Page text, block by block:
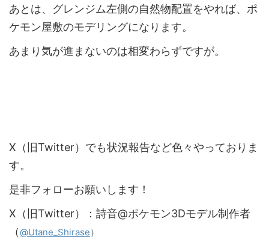
あとは、グレンジム左側の自然物配置をやれば、ポ
ケモン屋敷のモデリングになります。
あまり気が進まないのは相変わらずですが。
X（旧Twitter）でも状況報告など色々やっておりま
す。
是非フォローお願いします！
X（旧Twitter）：詩音@ポケモン3Dモデル制作者
（@Utane_Shirase）